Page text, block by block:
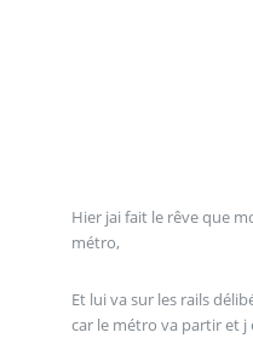
Hier jai fait le rêve que
métro,
Et lui va sur les rails
car le métro va partir et j